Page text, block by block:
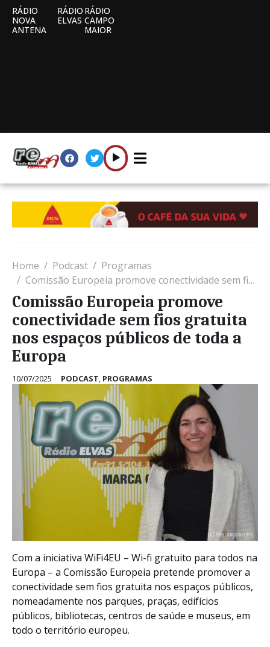
RÁDIO
NOVA
ANTENA
RÁDIO
ELVAS
RÁDIO
CAMPO
MAIOR
Home Podcast
Programas
Comissão Europeia promove conectividade sem fios gratuita nos espaços públicos de toda a Europa
Comissão Europeia promove
conectividade sem fios gratuita
nos espaços públicos de toda a
Europa
10/07/2025 PODCAST, PROGRAMAS
Com a iniciativa WiFi4EU – Wi-fi gratuito para todos na
Europa – a Comissão Europeia pretende promover a
conectividade sem fios gratuita nos espaços públicos,
nomeadamente nos parques, praças, edifícios
públicos, bibliotecas, centros de saúde e museus, em
todo o território europeu.